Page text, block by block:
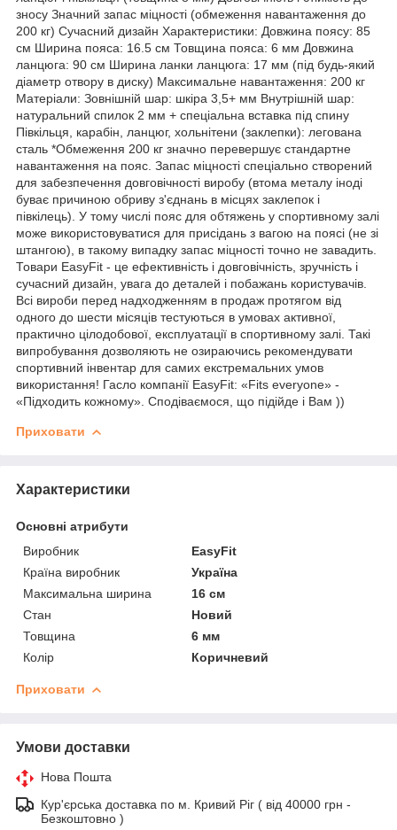
зносу Значний запас міцності (обмеження навантаження до
200 кг) Сучасний дизайн Характеристики: Довжина поясу: 85
см Ширина пояса: 16.5 см Товщина пояса: 6 мм Довжина
ланцюга: 90 см Ширина ланки ланцюга: 17 мм (під будь-який
діаметр отвору в диску) Максимальне навантаження: 200 кг
Матеріали: Зовнішній шар: шкіра 3,5+ мм Внутрішній шар:
натуральний спилок 2 мм + спеціальна вставка під спину
Півкільця, карабін, ланцюг, хольнітени (заклепки): легована
сталь *Обмеження 200 кг значно перевершує стандартне
навантаження на пояс. Запас міцності спеціально створений
для забезпечення довговічності виробу (втома металу іноді
буває причиною обриву з'єднань в місцях заклепок і
півкілець). У тому числі пояс для обтяжень у спортивному залі
може використовуватися для присідань з вагою на поясі (не зі
штангою), в такому випадку запас міцності точно не завадить.
Товари EasyFit - це ефективність і довговічність, зручність і
сучасний дизайн, увага до деталей і побажань користувачів.
Всі вироби перед надходженням в продаж протягом від
одного до шести місяців тестуються в умовах активної,
практично цілодобової, експлуатації в спортивному залі. Такі
випробування дозволяють не озираючись рекомендувати
спортивний інвентар для самих екстремальних умов
використання! Гасло компанії EasyFit: «Fits everyone» -
«Підходить кожному». Сподіваємося, що підійде і Вам ))
Приховати
Характеристики
Основні атрибути
Виробник
EasyFit
Країна виробник
Україна
Максимальна ширина
16 см
Стан
Новий
Товщина
6 мм
Колір
Коричневий
Приховати
Умови доставки
Нова Пошта
Кур'єрська доставка по м. Кривий Ріг ( від 40000 грн -
Безкоштовно )